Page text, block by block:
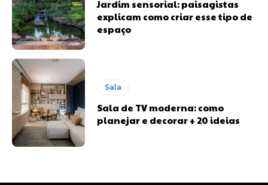
Jardim sensorial: paisagistas
explicam como criar esse tipo de
espaço
Sala
Sala de TV moderna: como
planejar e decorar + 20 ideias